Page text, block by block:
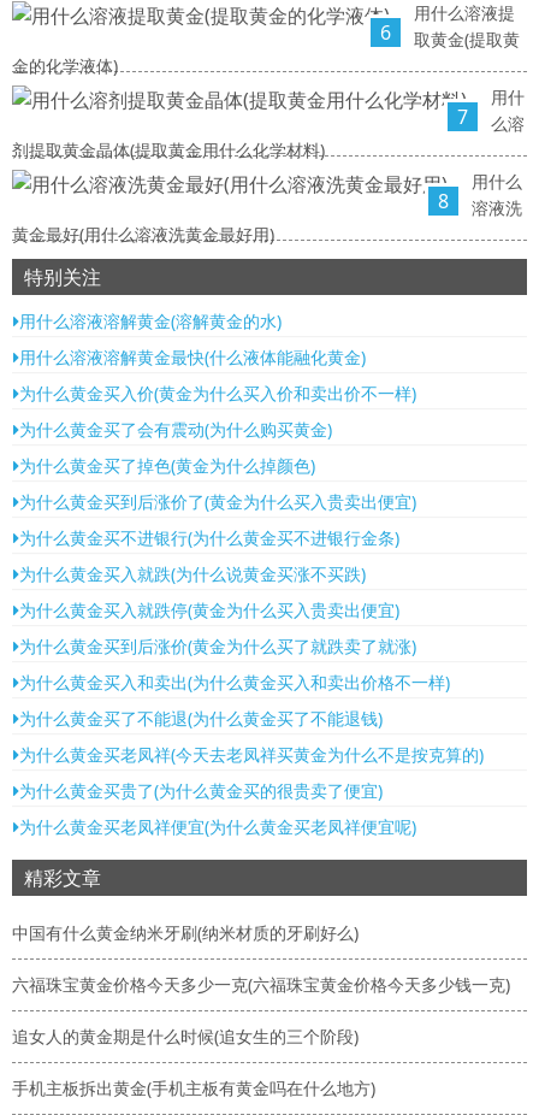
6
用什么溶液提
取黄金(提取黄
金的化学液体)
7
用什
么溶
剂提取黄金晶体(提取黄金用什么化学材料)
8
用什么
溶液洗
黄金最好(用什么溶液洗黄金最好用)
特别关注
用什么溶液溶解黄金(溶解黄金的水)
用什么溶液溶解黄金最快(什么液体能融化黄金)
为什么黄金买入价(黄金为什么买入价和卖出价不一样)
为什么黄金买了会有震动(为什么购买黄金)
为什么黄金买了掉色(黄金为什么掉颜色)
为什么黄金买到后涨价了(黄金为什么买入贵卖出便宜)
为什么黄金买不进银行(为什么黄金买不进银行金条)
为什么黄金买入就跌(为什么说黄金买涨不买跌)
为什么黄金买入就跌停(黄金为什么买入贵卖出便宜)
为什么黄金买到后涨价(黄金为什么买了就跌卖了就涨)
为什么黄金买入和卖出(为什么黄金买入和卖出价格不一样)
为什么黄金买了不能退(为什么黄金买了不能退钱)
为什么黄金买老凤祥(今天去老凤祥买黄金为什么不是按克算的)
为什么黄金买贵了(为什么黄金买的很贵卖了便宜)
为什么黄金买老凤祥便宜(为什么黄金买老凤祥便宜呢)
精彩文章
中国有什么黄金纳米牙刷(纳米材质的牙刷好么)
六福珠宝黄金价格今天多少一克(六福珠宝黄金价格今天多少钱一克)
追女人的黄金期是什么时候(追女生的三个阶段)
手机主板拆出黄金(手机主板有黄金吗在什么地方)